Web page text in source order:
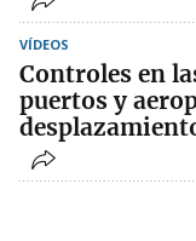
VÍDEOS
Controles en
puertos y